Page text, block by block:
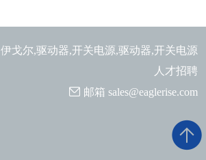
伊戈尔,驱动器,开关电源,驱动器,开关电源
人才招聘
邮箱 sales@eaglerise.com